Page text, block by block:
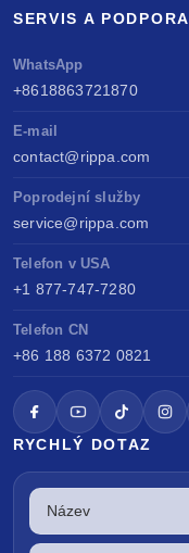
SERVIS A PODPORA
WhatsApp
+8618863721870
E-mail
contact@rippa.com
Poprodejní služby
service@rippa.com
Telefon v USA
+1 877-747-7280
Telefon CN
+86 188 6372 0821
RYCHLÝ DOTAZ